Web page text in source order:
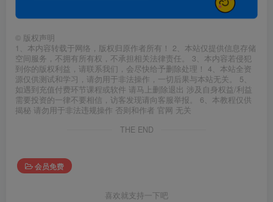
© 版权声明
1、本内容转载于网络，版权归原作者所有！ 2、本站仅提供信息存储
空间服务，不拥有所有权，不承担相关法律责任。 3、本内容若侵犯
到你的版权利益，请联系我们，会尽快给予删除处理！ 4、本站全资
源仅供测试和学习，请勿用于非法操作，一切后果与本站无关。 5、
如遇到充值付费环节课程或软件 请马上删除退出 涉及自身权益/利益
需要投资的一律不要相信，访客发现请向客服举报。 6、本教程仅供
揭秘 请勿用于非法违规操作 否则和作者 官网 无关
THE END
会员免费
喜欢就支持一下吧